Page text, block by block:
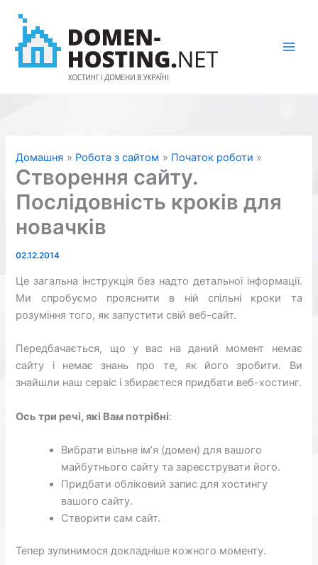
вмісту
Домашня Робота з сайтом Початок роботи
Створення сайту.
Послідовність кроків для
новачків
02.12.2014
Це загальна інструкція без надто детальної інформації.
Ми спробуємо прояснити в ній спільні кроки та
розуміння того, як запустити свій веб-сайт.
Передбачається, що у вас на даний момент немає
сайту і немає знань про те, як його зробити. Ви
знайшли наш сервіс і збираєтеся придбати веб-хостинг.
Ось три речі, які Вам потрібні:
Вибрати вільне ім’я (домен) для вашого
майбутнього сайту та зареєструвати його.
Придбати обліковий запис для хостингу
вашого сайту.
Створити сам сайт.
Тепер зупинимося докладніше кожного моменту.